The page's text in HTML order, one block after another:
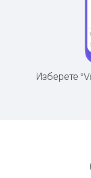
Изберете